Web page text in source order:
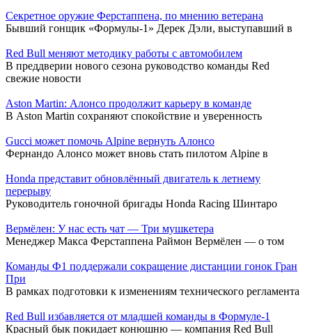
Секретное оружие Ферстаппена, по мнению ветерана
Бывший гонщик «Формулы-1» Дерек Дэли, выступавший в
Red Bull меняют методику работы с автомобилем
В преддверии нового сезона руководство команды Red
свежие новости
Aston Martin: Алонсо продолжит карьеру в команде
В Aston Martin сохраняют спокойствие и уверенность
Gucci может помочь Alpine вернуть Алонсо
Фернандо Алонсо может вновь стать пилотом Alpine в
Honda представит обновлённый двигатель к летнему
перерыву
Руководитель гоночной бригады Honda Racing Шинтаро
Вермёлен: У нас есть чат — Три мушкетера
Менеджер Макса Ферстаппена Раймон Вермёлен — о том
Команды Ф1 поддержали сокращение дистанции гонок Гран
При
В рамках подготовки к изменениям технического регламента
Red Bull избавляется от младшей команды в Формуле-1
Красный бык покидает конюшню — компания Red Bull